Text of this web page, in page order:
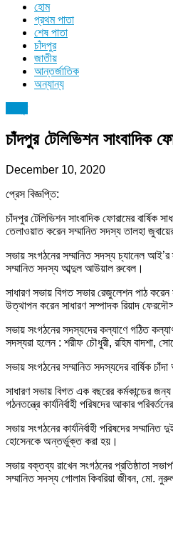
হোম
প্রথম পাতা
শেষ পাতা
চাঁদপুর
জাতীয়
আন্তর্জাতিক
অন্যান্য
চাঁদপুর টেলিভিশন সাংবাদিক
December 10, 2020
প্রেস বিজ্ঞপ্তি:
চাঁদপুর টেলিভিশন সাংবাদিক ফোরামের
তেলাওয়াত করেন সম্মানিত সদস্য তালহা
সভায় সংগঠনের সম্মানিত সদস্য চ্যানেল
সম্মানিত সদস্য আব্দুল আউয়াল রুবেল।
সাধারণ সভায় বিগত সভার রেজুলেশন পাঠ
উত্থাপন করেন সাধারণ সম্পাদক রিয়াদ
সভায় সংগঠনের সদস্যদের কল্যাণে গঠিত
সদস্যরা হলেন : শরীফ চৌধুরী, রহিম বাদশা,
সভায় সংগঠনের সম্মানিত সদস্যদের বার্ষিক
সাধারণ সভায় বিগত এক বছরের কর্মকান্ডের
গঠনতন্ত্রে কার্যনির্বাহী পরিষদের আকার
সভায় সংগঠনের কার্যনির্বাহী পরিষদের
হোসেনকে অন্তর্ভুক্ত করা হয়।
সভায় বক্তব্য রাখেন সংগঠনের প্রতিষ্ঠাতা
সম্মানিত সদস্য গোলাম কিবরিয়া জীবন, মো.